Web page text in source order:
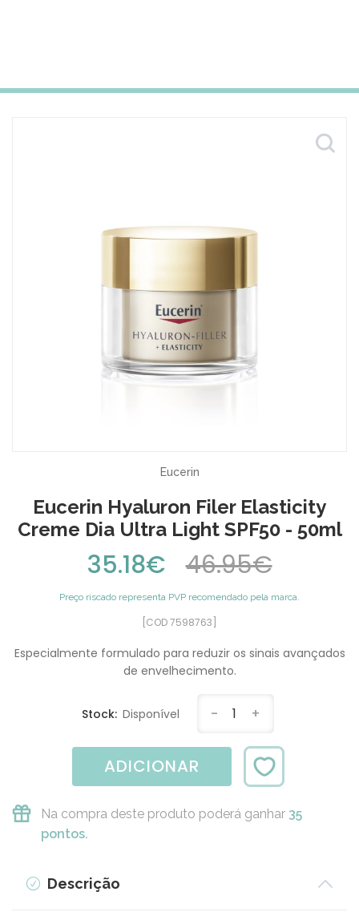
Eucerin
Eucerin Hyaluron Filer Elasticity
Creme Dia Ultra Light SPF50 - 50ml
35.18€ 46.95€
Preço riscado representa PVP recomendado pela marca.
[COD 7598763]
Especialmente formulado para reduzir os sinais avançados
de envelhecimento.
Stock: Disponível - 1 +
ADICIONAR
Na compra deste produto poderá ganhar 35
pontos.
Descrição